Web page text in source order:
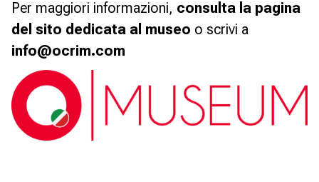
Per maggiori informazioni, consulta la pagina
del sito dedicata al museo o scrivi a
info@ocrim.com